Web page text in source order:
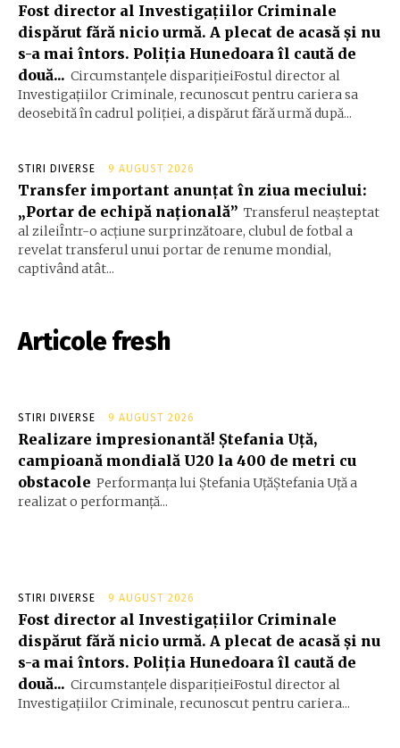
Fost director al Investigațiilor Criminale
dispărut fără nicio urmă. A plecat de acasă și nu
s-a mai întors. Poliția Hunedoara îl caută de
două... Circumstanțele disparițieiFostul director al
Investigațiilor Criminale, recunoscut pentru cariera sa
deosebită în cadrul poliției, a dispărut fără urmă după...
STIRI DIVERSE 9 AUGUST 2026
Transfer important anunțat în ziua meciului:
„Portar de echipă națională” Transferul neașteptat
al zileiÎntr-o acțiune surprinzătoare, clubul de fotbal a
revelat transferul unui portar de renume mondial,
captivând atât...
Articole fresh
STIRI DIVERSE 9 AUGUST 2026
Realizare impresionantă! Ștefania Uță,
campioană mondială U20 la 400 de metri cu
obstacole Performanța lui Ștefania UțăŞtefania Uță a
realizat o performanță...
STIRI DIVERSE 9 AUGUST 2026
Fost director al Investigațiilor Criminale
dispărut fără nicio urmă. A plecat de acasă și nu
s-a mai întors. Poliția Hunedoara îl caută de
două... Circumstanțele disparițieiFostul director al
Investigațiilor Criminale, recunoscut pentru cariera...